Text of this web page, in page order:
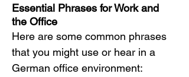
Essential Phrases for Work and
the Office
Here are some common phrases
that you might use or hear in a
German office environment: